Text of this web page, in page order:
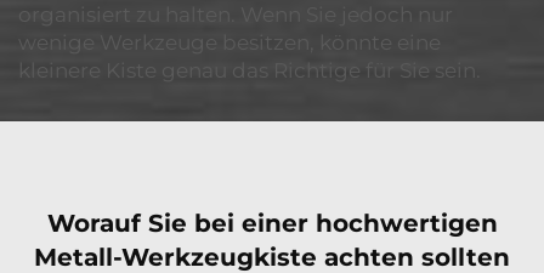
organisiert zu halten. Wenn Sie jedoch nur
wenige Werkzeuge besitzen, könnte eine
kleinere Kiste genau das Richtige für Sie sein.
Worauf Sie bei einer hochwertigen
Metall-Werkzeugkiste achten sollten